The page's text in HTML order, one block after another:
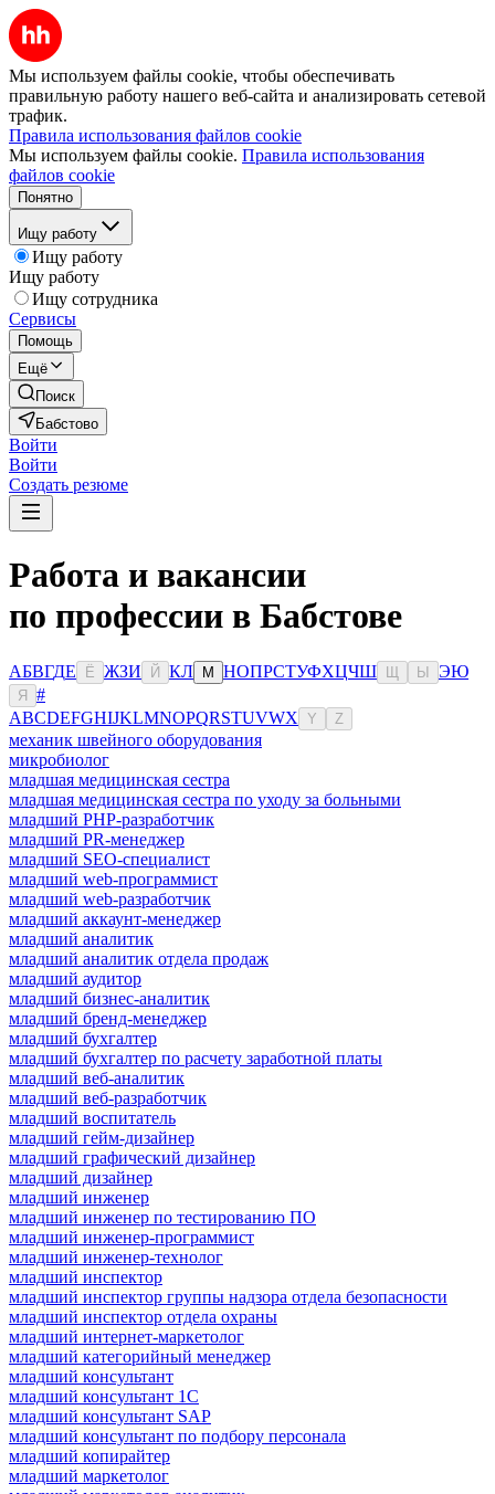
Мы используем файлы cookie, чтобы обеспечивать
правильную работу нашего веб-сайта и анализировать сетевой
трафик.
Правила использования файлов cookie
Мы используем файлы cookie. Правила использования
файлов cookie
Понятно
Ищу работу
Ищу работу
Ищу работу
Ищу сотрудника
Сервисы
Помощь
Ещё
Поиск
Бабстово
Войти
Войти
Создать резюме
Работа и вакансии
по профессии в Бабстове
АБВГДЕ Ё ЖЗИ Й КЛ М НОПРСТУФХЦЧШ Ы ЭЮ
Я
#
ABCDEFGHIJKLMNOPQRSTUVWX Y Z
механик швейного оборудования
микробиолог
младшая медицинская сестра
младшая медицинская сестра по уходу за больными
младший PHP-разработчик
младший PR-менеджер
младший SEO-специалист
младший web-программист
младший web-разработчик
младший аккаунт-менеджер
младший аналитик
младший аналитик отдела продаж
младший аудитор
младший бизнес-аналитик
младший бренд-менеджер
младший бухгалтер
младший бухгалтер по расчету заработной платы
младший веб-аналитик
младший веб-разработчик
младший воспитатель
младший гейм-дизайнер
младший графический дизайнер
младший дизайнер
младший инженер
младший инженер по тестированию ПО
младший инженер-программист
младший инженер-технолог
младший инспектор
младший инспектор группы надзора отдела безопасности
младший инспектор отдела охраны
младший интернет-маркетолог
младший категорийный менеджер
младший консультант
младший консультант 1С
младший консультант SAP
младший консультант по подбору персонала
младший копирайтер
младший маркетолог